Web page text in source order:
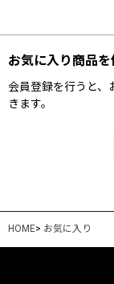
お気に入り商品
会員登録を行うと、
きます。
HOME> お気に入り